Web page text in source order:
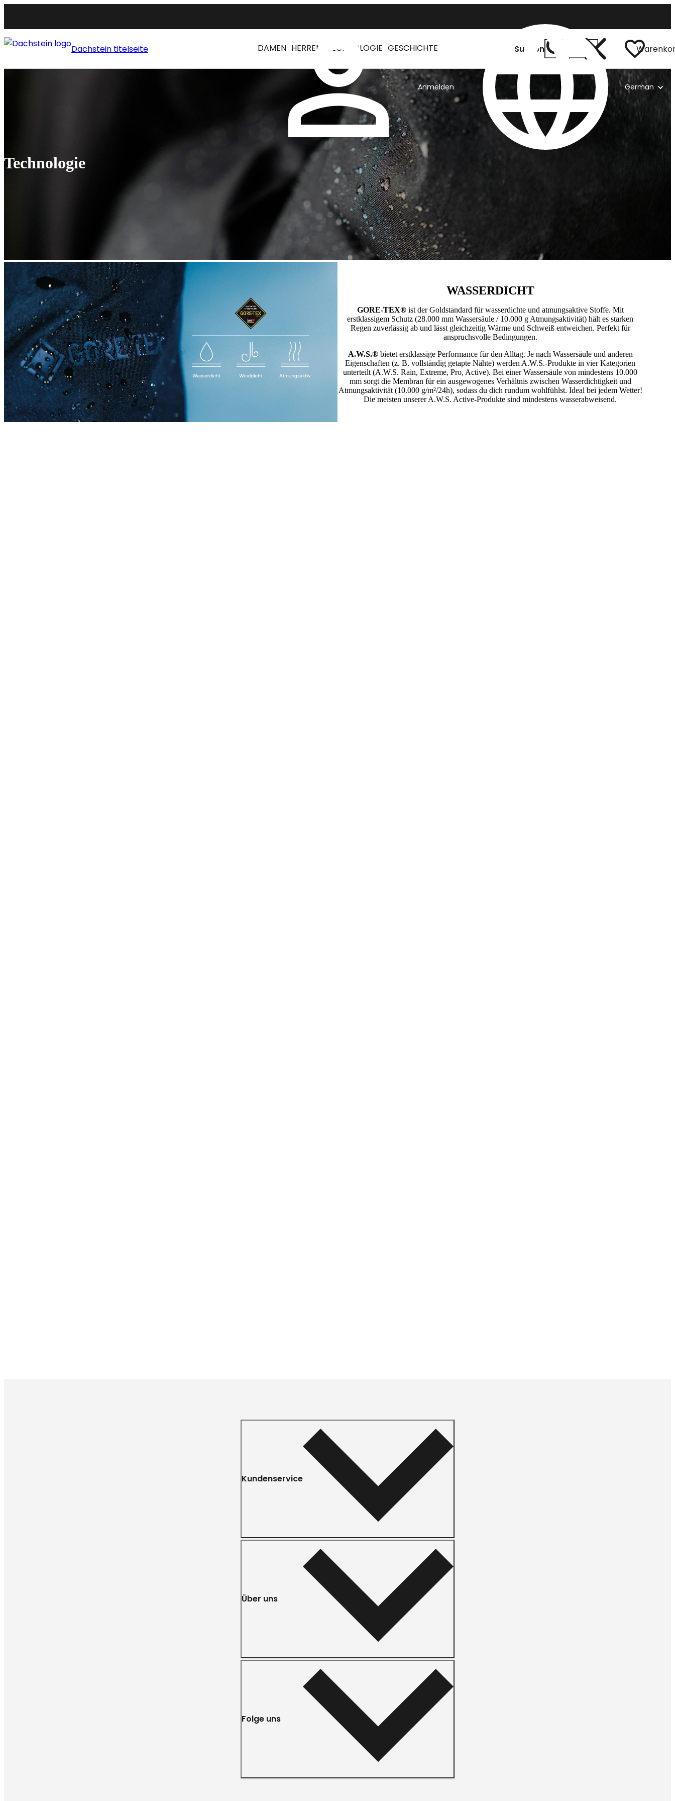
Anmelden German
Dachstein titelseite DAMEN HERREN TECHNOLOGIE GESCHICHTE Suchen
Technologie
WASSERDICHT
GORE-TEX®ist der Goldstandard für wasserdichte und atmungsaktive Stoffe. Mit
erstklassigem Schutz (28.000 mm Wassersäule / 10.000 g Atmungsaktivität) hält es starken
Regen zuverlässig ab und lässt gleichzeitig Wärme und Schweiß entweichen. Perfekt für
anspruchsvolle Bedingungen.
A.W.S.® bietet erstklassige Performance für den Alltag. Je nach Wassersäule und anderen
Eigenschaften (z. B. vollständig getapte Nähte) werden A.W.S.-Produkte in vier Kategorien
unterteilt (A.W.S. Rain, Extreme, Pro, Active). Bei einer Wassersäule von mindestens 10.000
mm sorgt die Membran für ein ausgewogenes Verhältnis zwischen Wasserdichtigkeit und
Atmungsaktivität (10.000 g/m²/24h), sodass du dich rundum wohlfühlst. Ideal bei jedem Wetter!
Die meisten unserer A.W.S. Active-Produkte sind mindestens wasserabweisend.
Kundenservice
Über uns
Folge uns